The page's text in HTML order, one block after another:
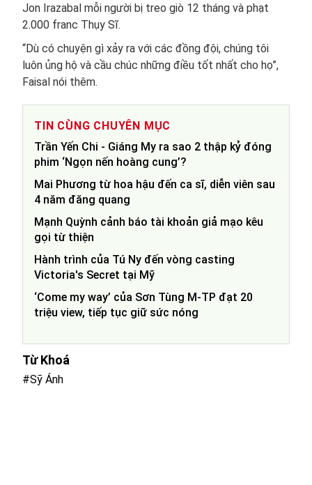
Jon Irazabal mỗi người bị treo giò 12 tháng và phạt
2.000 franc Thụy Sĩ.
“Dù có chuyện gì xảy ra với các đồng đội, chúng tôi
luôn ủng hộ và cầu chúc những điều tốt nhất cho họ”,
Faisal nói thêm.
TIN CÙNG CHUYÊN MỤC
Trần Yến Chi - Giáng My ra sao 2 thập kỷ đóng
phim ‘Ngọn nến hoàng cung’?
Mai Phương từ hoa hậu đến ca sĩ, diễn viên sau
4 năm đăng quang
Mạnh Quỳnh cảnh báo tài khoản giả mạo kêu
gọi từ thiện
Hành trình của Tú Ny đến vòng casting
Victoria's Secret tại Mỹ
‘Come my way’ của Sơn Tùng M-TP đạt 20
triệu view, tiếp tục giữ sức nóng
Từ Khoá
#Sỹ Ánh